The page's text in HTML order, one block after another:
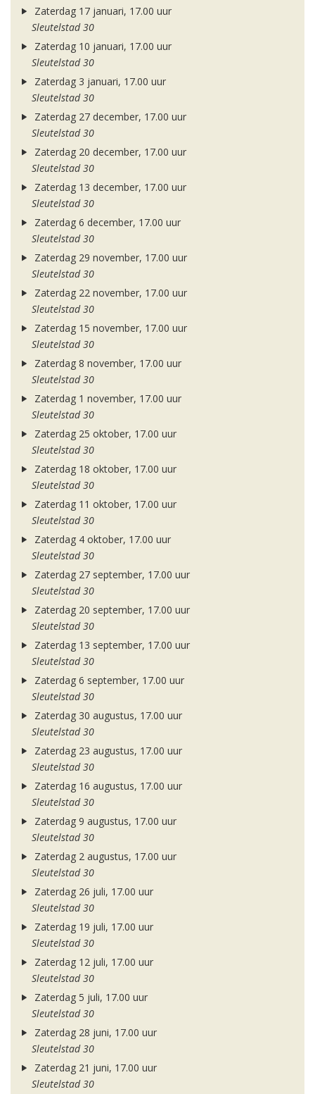
Zaterdag 17 januari, 17.00 uur
Sleutelstad 30
Zaterdag 10 januari, 17.00 uur
Sleutelstad 30
Zaterdag 3 januari, 17.00 uur
Sleutelstad 30
Zaterdag 27 december, 17.00 uur
Sleutelstad 30
Zaterdag 20 december, 17.00 uur
Sleutelstad 30
Zaterdag 13 december, 17.00 uur
Sleutelstad 30
Zaterdag 6 december, 17.00 uur
Sleutelstad 30
Zaterdag 29 november, 17.00 uur
Sleutelstad 30
Zaterdag 22 november, 17.00 uur
Sleutelstad 30
Zaterdag 15 november, 17.00 uur
Sleutelstad 30
Zaterdag 8 november, 17.00 uur
Sleutelstad 30
Zaterdag 1 november, 17.00 uur
Sleutelstad 30
Zaterdag 25 oktober, 17.00 uur
Sleutelstad 30
Zaterdag 18 oktober, 17.00 uur
Sleutelstad 30
Zaterdag 11 oktober, 17.00 uur
Sleutelstad 30
Zaterdag 4 oktober, 17.00 uur
Sleutelstad 30
Zaterdag 27 september, 17.00 uur
Sleutelstad 30
Zaterdag 20 september, 17.00 uur
Sleutelstad 30
Zaterdag 13 september, 17.00 uur
Sleutelstad 30
Zaterdag 6 september, 17.00 uur
Sleutelstad 30
Zaterdag 30 augustus, 17.00 uur
Sleutelstad 30
Zaterdag 23 augustus, 17.00 uur
Sleutelstad 30
Zaterdag 16 augustus, 17.00 uur
Sleutelstad 30
Zaterdag 9 augustus, 17.00 uur
Sleutelstad 30
Zaterdag 2 augustus, 17.00 uur
Sleutelstad 30
Zaterdag 26 juli, 17.00 uur
Sleutelstad 30
Zaterdag 19 juli, 17.00 uur
Sleutelstad 30
Zaterdag 12 juli, 17.00 uur
Sleutelstad 30
Zaterdag 5 juli, 17.00 uur
Sleutelstad 30
Zaterdag 28 juni, 17.00 uur
Sleutelstad 30
Zaterdag 21 juni, 17.00 uur
Sleutelstad 30